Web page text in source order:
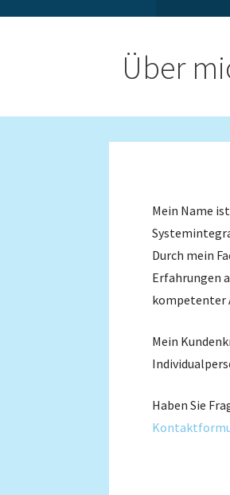
Über
Mein Name
Durch mein
Erfahrungen
kompetenter
Mein
Haben Sie